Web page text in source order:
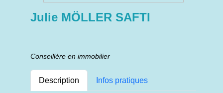
Julie MÖLLER SAFTI
Conseillère en immobilier
Description Infos pratiques